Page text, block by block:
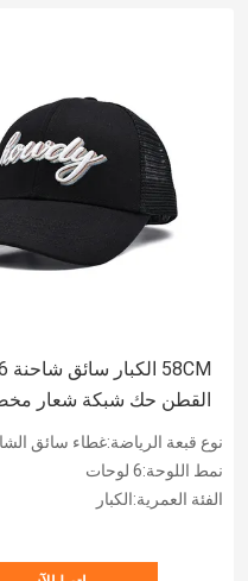
القطن حك شبكة شعار
للتعديل
نوع قبعة الرياضة:غطاء سائق
نمط اللوحة:6 لوحات
الفئة العمرية:الكبار